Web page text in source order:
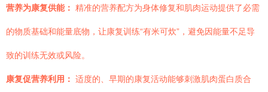
营养为康复供能： 精准的营养配方为身体修复和肌肉运动提供了必需
的物质基础和能量底物，让康复训练“有米可炊”，避免因能量不足导
致的训练无效或风险。
康复促营养利用： 适度的、早期的康复活动能够刺激肌肉蛋白质合